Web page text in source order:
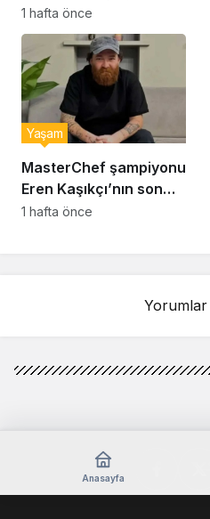
hayatını kaybetti
1 hafta önce
MasterChef şampiyonu
Eren Kaşıkçı’nın son
anlarındaki kahreden
Yaşam
1 hafta önce
Yorumlar
Anasayfa